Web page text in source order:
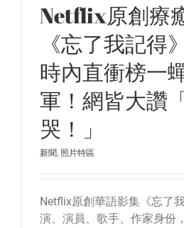
Netflix原創療
《忘了我記得
時內直衝榜一
軍！網皆大讚
哭！」
新聞, 照片特區
Netflix原創華語影集《忘了
演、演員、歌手、作家身份